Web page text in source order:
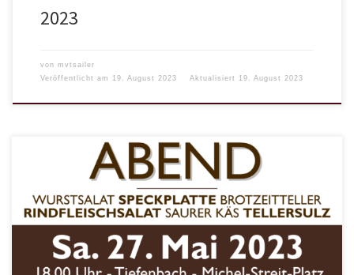
2023
von mvtsailer
Veröffentlicht am
19. August 2023 Aktualisiert 19. August 2023